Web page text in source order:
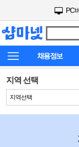
PC
채용정보
지역 선택
지역선택